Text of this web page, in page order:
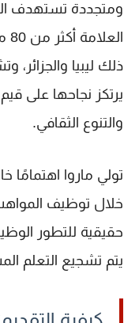
ومتجددة تستهدف
العلامة أكثر من 80 متجرًا
ذلك ليبيا
يرتكز نجاحها على
والتنوع الثقافي.
تولي ماروا اهتمامًا
خلال توظيف
حقيقية للتطور
يتم تشجيع التعلم